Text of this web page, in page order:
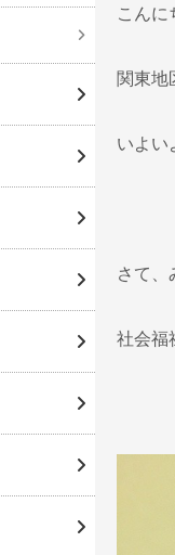
こんに
関東地
いよい
さて、
社会福